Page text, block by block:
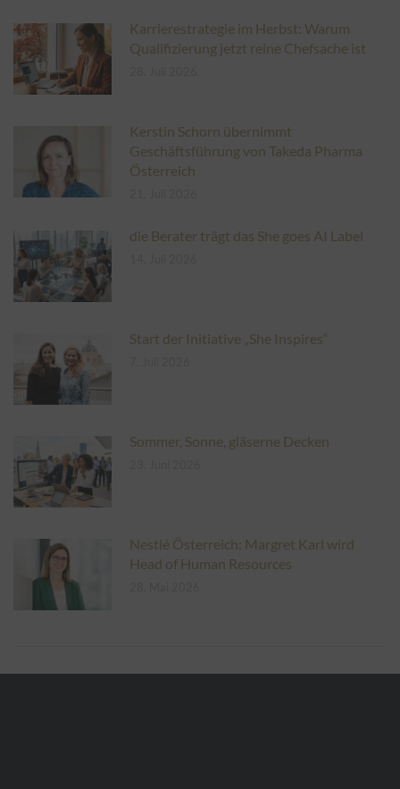
Karrierestrategie im Herbst: Warum
Qualifizierung jetzt reine Chefsache ist
Kerstin Schorn übernimmt
Geschäftsführung von Takeda Pharma
Österreich
die Berater trägt das She goes AI Label
Start der Initiative „She Inspires“
Sommer, Sonne, gläserne Decken
Nestlé Österreich: Margret Karl wird
Head of Human Resources